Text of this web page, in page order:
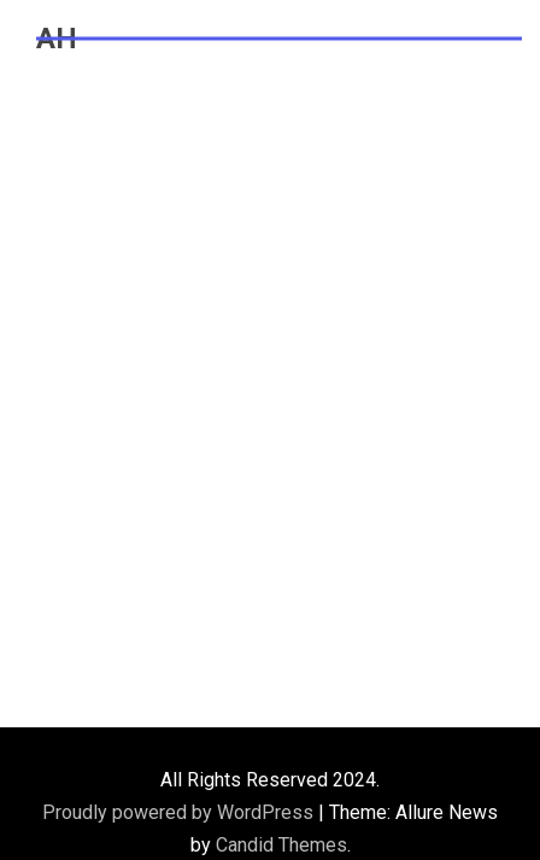
AH
All Rights Reserved 2024.
Proudly powered by WordPress
Theme: Allure News
by Candid Themes.